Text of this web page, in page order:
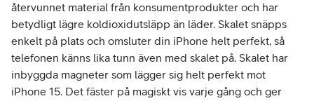
återvunnet material från konsumentprodukter och har
betydligt lägre koldioxidutsläpp än läder. Skalet snäpps
enkelt på plats och omsluter din iPhone helt perfekt, så
telefonen känns lika tunn även med skalet på. Skalet har
inbyggda magneter som lägger sig helt perfekt mot
iPhone 15. Det fäster på magiskt vis varje gång och ger